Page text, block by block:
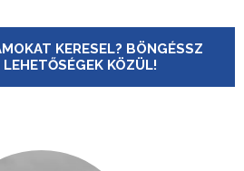
KERESEL? BÖNGÉSSZ
KÖZÜL!